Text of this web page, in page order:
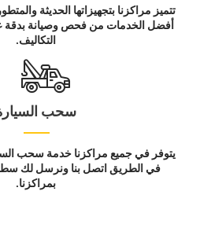
تتميز مراكزنا بتجهيزاتها الحديثة
أفضل الخدمات من فحص وصيانة بدقة
التكاليف.
سحب
يتوفر في جميع مراكزنا خدمة سحب
في الطريق اتصل بنا ونرسل لك
بمراكزنا.